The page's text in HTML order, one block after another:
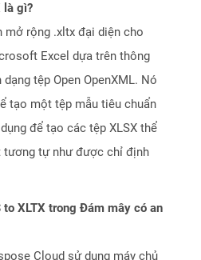
là gì?
mở rộng .xltx đại diện cho
Excel dựa trên thông
tệp Open OpenXML. Nó
tạo một tệp mẫu tiêu chuẩn
để tạo các tệp XLSX thể
tương tự như được chỉ định
to XLTX trong Đám mây có an
Cloud sử dụng máy chủ